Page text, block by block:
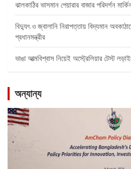
ঝালকাঠির ভাসমান পেয়ারার বাজার পরিদর্শন
বিদ্যুৎ ও জ্বালানি নিরাপত্তায় বিদ্যমান
প্রধানমন্ত্রীর
ভাঙা আত্মবিশ্বাস নিয়েই অস্ট্রেলিয়ার টেস্ট
অন্যান্য